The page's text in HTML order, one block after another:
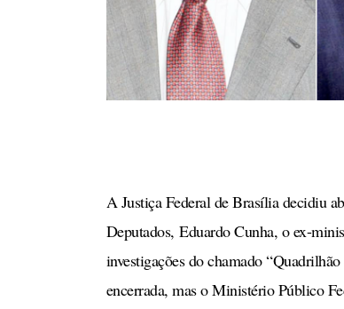
A Justiça Federal de Brasília decidiu
Deputados, Eduardo Cunha, o ex-
investigações do chamado
encerrada, mas o Ministério Público